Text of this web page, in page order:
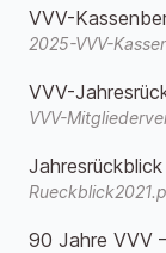
VVV-
2025-VVV-
VVV-
90 Jahre VVV